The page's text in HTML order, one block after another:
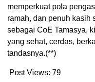
memperkuat pola
ramah, dan penuh kasih
sebagai CoE Tamasya,
yang sehat, cerdas,
tandasnya.(**)
Post Views: 79